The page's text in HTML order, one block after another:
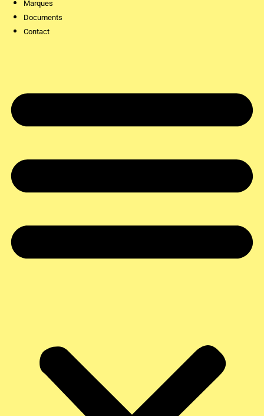
Marques
Documents
Contact